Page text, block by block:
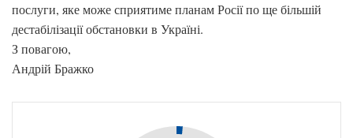
послуги, яке може сприятиме планам Росії по ще більшій
дестабілізації обстановки в Україні.
З повагою,
Андрій Бражко